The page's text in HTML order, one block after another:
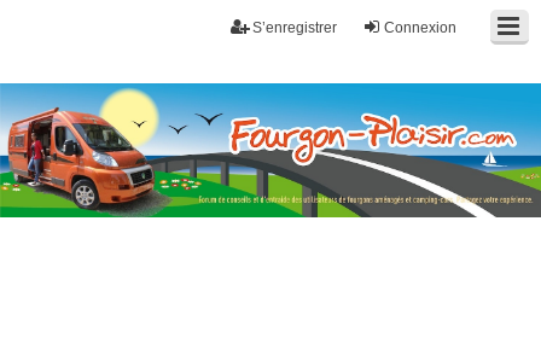
Connexion
S’enregistrer
Fourgon-plaisir.com
Forum de conseils et d'entraide des utilisateurs de fourgons, fourgons
aménagés, vans et de camping-car. Partagez votre expérience.